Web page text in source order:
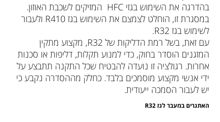
בהדרגה את השימוש בגזי HFC המזיקים לשכבת האוזון.
במסגרת זו, הוחלט לצמצם את השימוש בגז R410 ולעבור
לשימוש בגז R32.
עם זאת, בשל רמת הדליקות של R32, מקצוע מתקין
המזגנים הוסדר בחוק, כדי למנוע תקלות, דליפות או סכנות
אחרות. רגולציה זו נועדה להבטיח שכל התקנה תתבצע על
ידי אנשי מקצוע מוסמכים בלבד. כחלק מההסדרה נקבע כי
יש לעבור הסמכה ייעודית.
האתגרים במעבר לגזR32